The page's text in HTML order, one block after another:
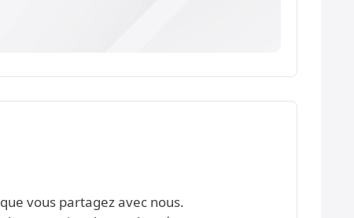
vous partagez avec nous.